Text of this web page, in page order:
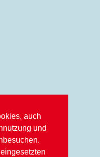
auch
und